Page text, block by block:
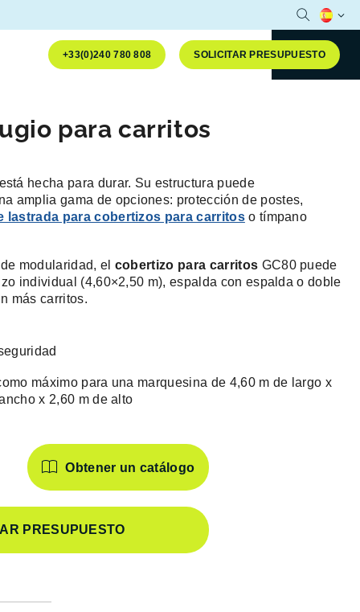
+33(0)240 780 808 SOLICITAR PRESUPUESTO
Abrir la
Idioma
para carritos
está hecha para durar. Su estructura puede
amplia gama de opciones: protección de postes,
lastrada para cobertizos para carritoso tímpano
modularidad, el cobertizo para carritos GC80 puede
individual (4,60×2,50 m), espalda con espalda o doble
más carritos.
máximo para una marquesina de 4,60 m de largo x
x 2,60 m de alto
Obtener un catálogo
PRESUPUESTO